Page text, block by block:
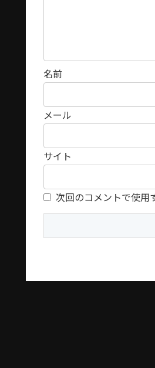
名前
メール
サイト
次回のコメントで使用